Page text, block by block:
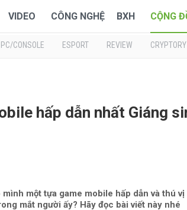
VIDEO CÔNG NGHỆ BXH CỘNG
PC/CONSOLE ESPORT REVIEW CRYPTORY
hấp dẫn nhất Giáng
một tựa game mobile hấp dẫn và thú vị
mắt người ấy? Hãy đọc bài viết này nhé